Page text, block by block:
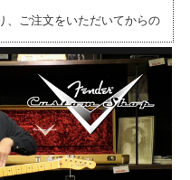
、ご注文をいただいてからの